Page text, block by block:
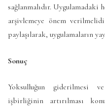
sağlanmalıdır. Uygulamadaki
arşivlemeye önem
paylaşılarak, uygulamaların
Sonuç
Yoksulluğun giderilmesi
işbirliğinin artırılması